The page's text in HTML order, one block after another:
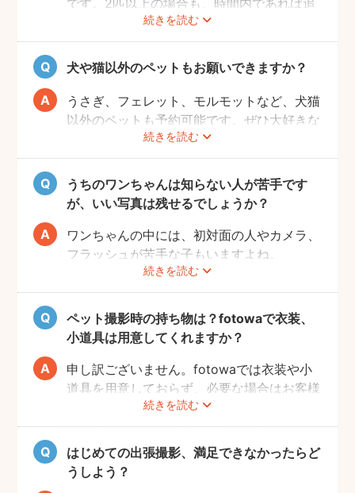
続きを読む
です。2匹以上の場合も、時間内であれば追
加料金なしで撮影可能です。
犬や猫以外のペットもお願いできますか？
続きを読む
うさぎ、フェレット、モルモットなど、犬猫
以外のペットも予約可能です。ぜひ大好きな
ペットと一緒に素敵な思い出を残してくださ
い。
うちのワンちゃんは知らない人が苦手です
が、いい写真は残せるでしょうか？
続きを読む
ワンちゃんの中には、初対面の人やカメラ、
フラッシュが苦手な子もいますよね。
fotowaの出張撮影は、ペット撮影の実績が
あるプロフォトグラファーが担当いたしま
す。
当日に素敵な写真を撮るため、サイト内のメ
ッセージ機能を使った事前相談をおすすめい
たします。ワンちゃんの苦手なこと、お願い
したい事、撮ってほしい写真のイメージなど
をフォトグラファーへお送りください。
飼い主さんとコミュニケーションをとりなが
ら、時間内で最大限ワンちゃんの素敵な表情
を引き出せるようにご提案いたします。
ペット撮影時の持ち物は？fotowaで衣装、
小道具は用意してくれますか？
続きを読む
申し訳ございません。fotowaでは衣装や小
道具を用意しておらず、必要な場合はお客様
自身にご準備をお願いしております。
当日の持ち物としては、ペットが大好きなお
もちゃやお菓子のご用意をおすすめしており
ます。
落ち着かせたり、目線を合わせやすくなるた
はじめての出張撮影、満足できなかったらど
うしよう？